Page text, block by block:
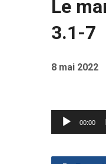
Le
3.1-7
8 mai 2022
Lecteur
audio
00:00